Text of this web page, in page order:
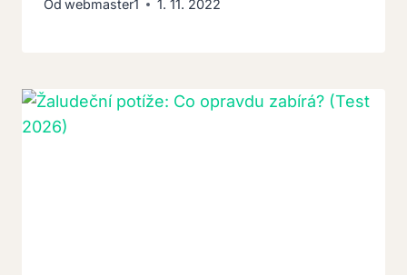
Od webmaster1 1. 11. 2022